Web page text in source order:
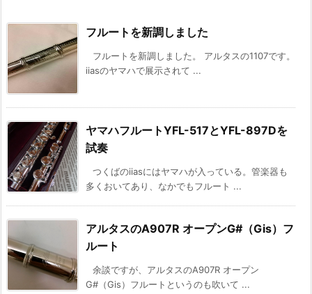
フルートを新調しました
フルートを新調しました。 アルタスの1107です。
iiasのヤマハで展示されて ...
ヤマハフルートYFL-517とYFL-897Dを
試奏
つくばのiiasにはヤマハが入っている。管楽器も
多くおいてあり、なかでもフルート ...
アルタスのA907R オープンG#（Gis）フ
ルート
余談ですが、アルタスのA907R オープン
G#（Gis）フルートというのも吹いて ...